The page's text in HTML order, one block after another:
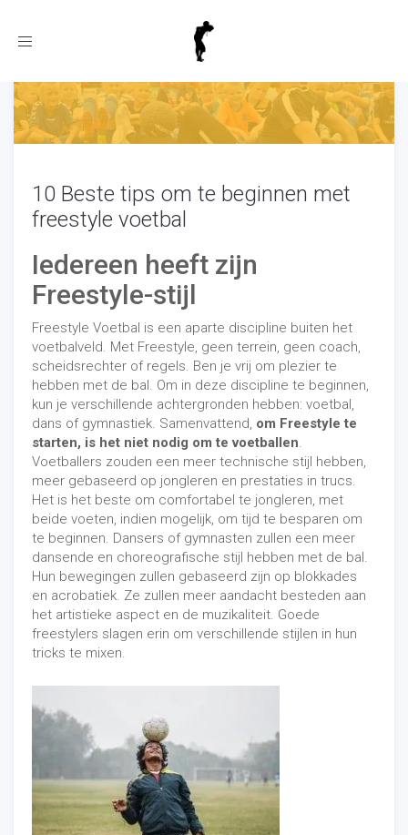
Toggle
10 Beste tips om te beginnen met
freestyle voetbal
Iedereen heeft zijn
Freestyle-stijl
Freestyle Voetbal is een aparte discipline buiten het
voetbalveld. Met Freestyle, geen terrein, geen coach,
scheidsrechter of regels. Ben je vrij om plezier te
hebben met de bal. Om in deze discipline te beginnen,
kun je verschillende achtergronden hebben: voetbal,
dans of gymnastiek. Samenvattend, om Freestyle te
starten, is het niet nodig om te voetballen.
Voetballers zouden een meer technische stijl hebben,
meer gebaseerd op jongleren en prestaties in trucs.
Het is het beste om comfortabel te jongleren, met
beide voeten, indien mogelijk, om tijd te besparen om
te beginnen. Dansers of gymnasten zullen een meer
dansende en choreografische stijl hebben met de bal.
Hun bewegingen zullen gebaseerd zijn op blokkades
en acrobatiek. Ze zullen meer aandacht besteden aan
het artistieke aspect en de muzikaliteit. Goede
freestylers slagen erin om verschillende stijlen in hun
tricks te mixen.